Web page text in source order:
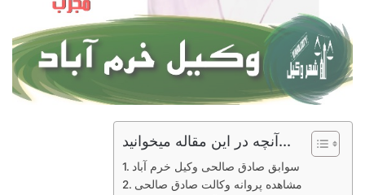
آنچه در این مقاله میخوانید...
سوابق صادق صالحی وکیل خرم آباد
مشاهده پروانه وکالت صادق صالحی